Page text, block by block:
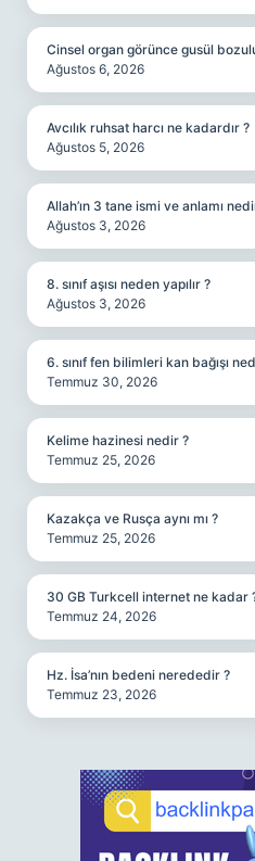
Cinsel organ görünce gusül
Ağustos 6, 2026
Avcılık ruhsat harcı ne kadardır ?
Ağustos 5, 2026
Allah’ın 3 tane ismi ve anlamı
Ağustos 3, 2026
8. sınıf aşısı neden yapılır ?
Ağustos 3, 2026
6. sınıf fen bilimleri kan bağışı
Temmuz 30, 2026
Kelime hazinesi nedir ?
Temmuz 25, 2026
Kazakça ve Rusça aynı mı ?
Temmuz 25, 2026
30 GB Turkcell internet ne kadar
Temmuz 24, 2026
Hz. İsa’nın bedeni nerededir ?
Temmuz 23, 2026